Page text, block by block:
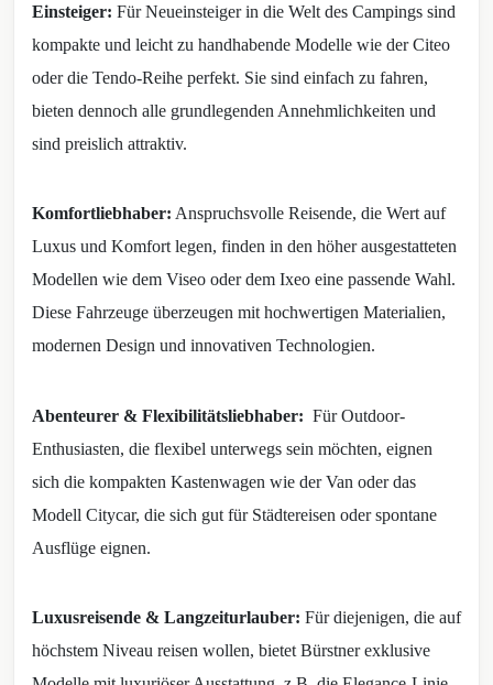
Einsteiger: Für Neueinsteiger in die Welt des Campings sind
kompakte und leicht zu handhabende Modelle wie der Citeo
oder die Tendo-Reihe perfekt. Sie sind einfach zu fahren,
bieten dennoch alle grundlegenden Annehmlichkeiten und
sind preislich attraktiv.
Komfortliebhaber: Anspruchsvolle Reisende, die Wert auf
Luxus und Komfort legen, finden in den höher ausgestatteten
Modellen wie dem Viseo oder dem Ixeo eine passende Wahl.
Diese Fahrzeuge überzeugen mit hochwertigen Materialien,
modernen Design und innovativen Technologien.
Abenteurer & Flexibilitätsliebhaber: Für Outdoor-
Enthusiasten, die flexibel unterwegs sein möchten, eignen
sich die kompakten Kastenwagen wie der Van oder das
Modell Citycar, die sich gut für Städtereisen oder spontane
Ausflüge eignen.
Luxusreisende & Langzeiturlauber: Für diejenigen, die auf
höchstem Niveau reisen wollen, bietet Bürstner exklusive